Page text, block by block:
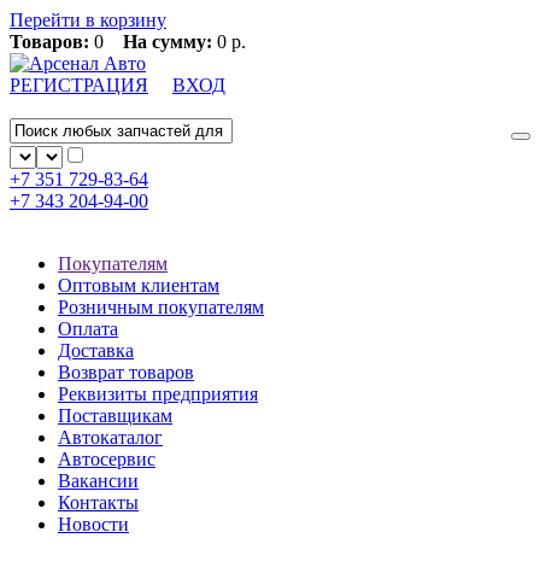
Перейти в корзину
Товаров: 0 На сумму: 0 р.
РЕГИСТРАЦИЯ ВХОД
+7 351 729-83-64
+7 343 204-94-00
Покупателям
Оптовым клиентам
Розничным покупателям
Оплата
Доставка
Возврат товаров
Реквизиты предприятия
Поставщикам
Автокаталог
Автосервис
Вакансии
Контакты
Новости